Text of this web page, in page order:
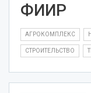
ФИИР
АГРОКОМПЛЕКС
СТРОИТЕЛЬСТВО